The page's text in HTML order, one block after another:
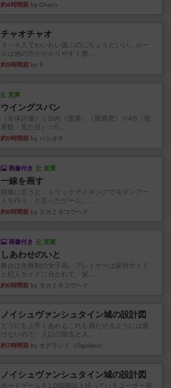
約4時間前 by Chaco
チャオチャオ
３～４人でわいわい遊ぶのにちょうどいい。ルー
ルは他の方が分かりやすく書...
約5時間前 by S
充実
ウイングスパン
（全体評価）☆10/6（普通）（難易度）☆4/5（世
界観・見た目）☆5...
約5時間前 by ハシオキ
画像付き 充実
一線を画す
簡単に言うと、トリックテイキングでモダンアー
トを行う、と言ったゲーム。...
約6時間前 by タカミネコウヘイ
画像付き 充実
しあわせのいと
舞台は全寮制の女子高。プレイヤーは探偵サイド
と犯人サイドに分かれて、探...
約6時間前 by タカミネコウヘイ
ノイシュヴァンシュタイン城の設計図
どうにも上手くあれもこれも満たせるようには置
けないので、入口の除去と入...
約7時間前 by オグランド（Oguland）
ノイシュヴァンシュタイン城の設計図
ボードゲームを1,000個以上持っているユーザー視